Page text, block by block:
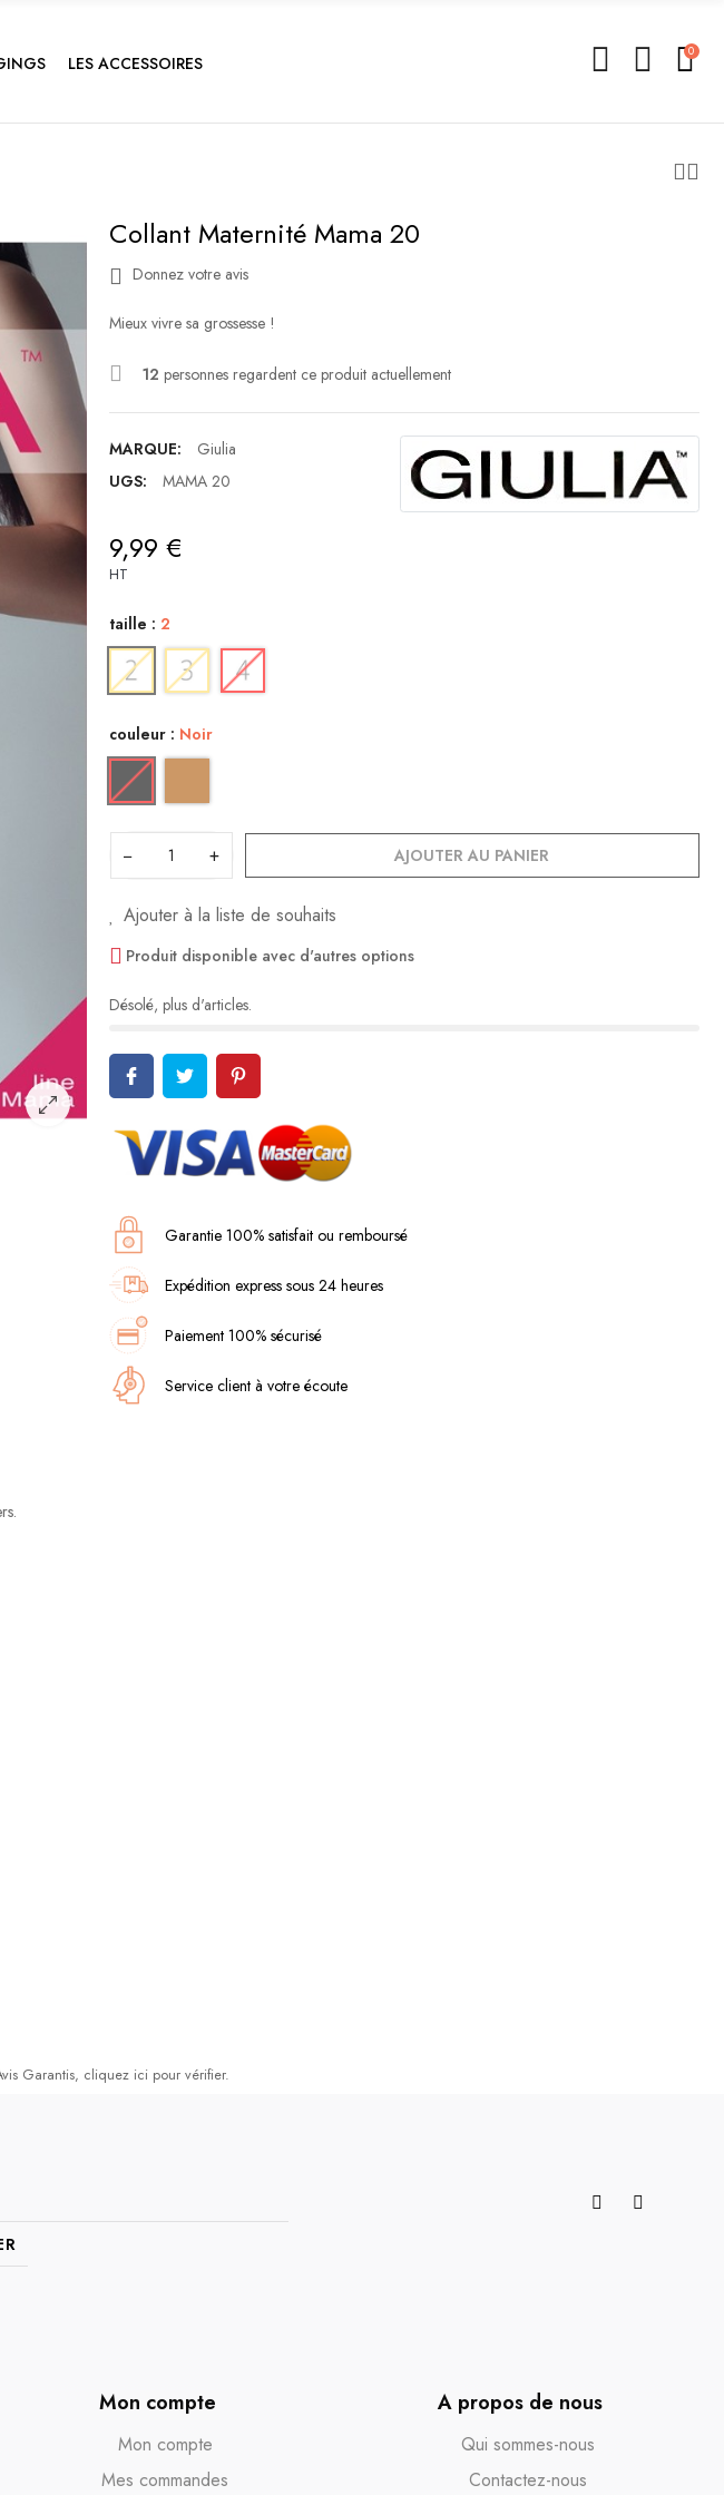
LES ACCESSOIRES
0
Collant Maternité Mama 20
Donnez votre avis
Mieux vivre sa grossesse !
12 personnes regardent ce produit actuellement
MARQUE:
Giulia
UGS:
MAMA 20
9,99 €
HT
taille : 2
couleur : Noir
− + AJOUTER AU PANIER
Ajouter à la liste de souhaits
Produit disponible avec d'autres options
Désolé, plus d'articles.
Garantie 100% satisfait ou remboursé
Expédition express sous 24 heures
Paiement 100% sécurisé
Service client à votre écoute
Garantis, cliquez ici pour vérifier.
Mon compte
Mon compte
Mes commandes
A propos de nous
Qui sommes-nous
Contactez-nous